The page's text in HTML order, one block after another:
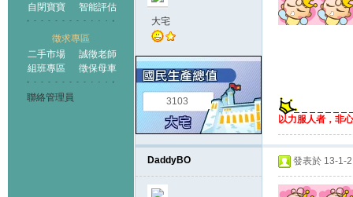
自閉寶寶
智能評估
徵求專區
二手市場
誠徵老師
組班專區
徵保母車
聯絡管理員
大宅
3103
以力服人者，非
DaddyBO 發表於 13-1-